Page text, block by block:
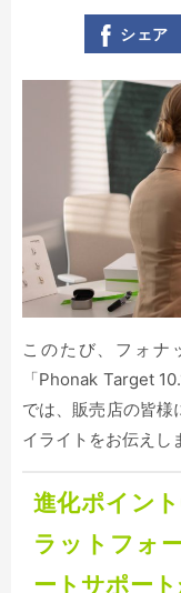
シェア
このたび、フォナ
「Phonak Target
では、販売店の皆様
イライトをお伝えし
進化ポイン
ラットフォ
ートサポー